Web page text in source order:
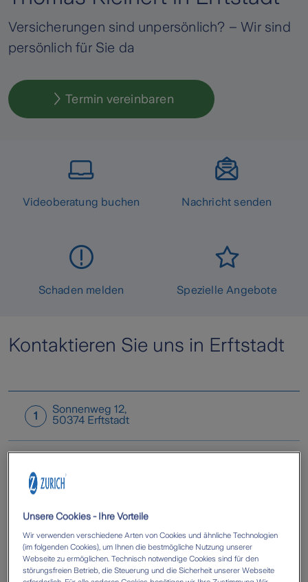
Versicherungen sind unpersönlich? – Wir sind
persönlich für Sie da
Termin vereinbaren
Videoberatung buchen Nachricht senden
Schaden melden Spezielle Angebote
Kontaktieren Sie uns in Erftstadt
1
Sonnenweg 12,
50374 Erftstadt
Unsere Cookies - Ihre Vorteile
Wir verwenden verschiedene Arten von Cookies und ähnliche Technologien
(im folgenden Cookies), um Ihnen die bestmögliche Nutzung unserer
Webseite zu ermöglichen. Technisch notwendige Cookies sind für den
störungsfreien Betrieb, die Steuerung und die Sicherheit unserer Webseite